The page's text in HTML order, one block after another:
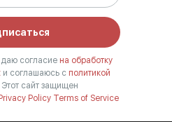
согласие на обработку
и соглашаюсь с политикой
Этот сайт защищен
Policy Terms of Service